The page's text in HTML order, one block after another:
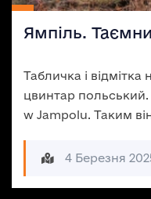
Ямпіль.
Табличка і
цвинтар
w Jampolu. Таким
4 Березня